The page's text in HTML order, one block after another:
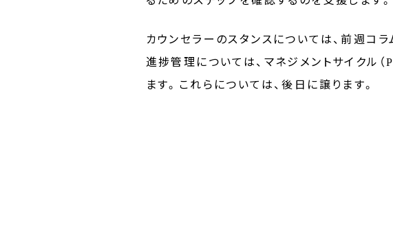
カウンセラーのスタンスについては、前週コラ
進捗管理については、マネジメントサイクル（
ます。 これらについては、後日に譲ります。